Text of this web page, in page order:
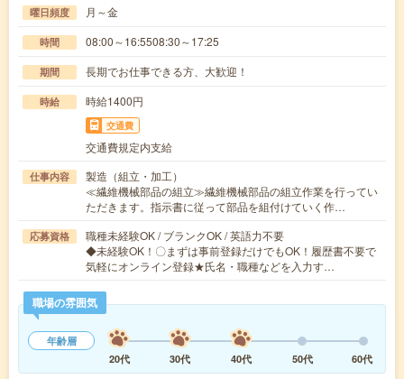
曜日頻度 月～金
時間 08:00～16:5508:30～17:25
期間 長期でお仕事できる方、大歓迎！
時給 時給1400円
交通費
交通費規定内支給
仕事内容
製造（組立・加工）
≪繊維機械部品の組立≫繊維機械部品の組立作業を行ってい
ただきます。指示書に従って部品を組付けていく作…
応募資格
職種未経験OK / ブランクOK / 英語力不要
◆未経験OK！〇まずは事前登録だけでもOK！履歴書不要で
気軽にオンライン登録★氏名・職種などを入力す…
職場の雰囲気
年齢層
20代
30代 40代 50代 60代